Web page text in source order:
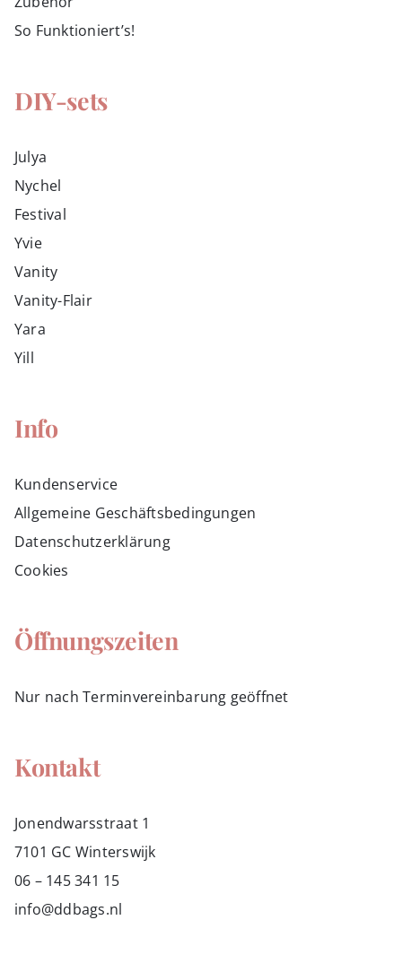
So Funktioniert’s!
DIY-sets
Julya
Nychel
Festival
Yvie
Vanity
Vanity-Flair
Yara
Yill
Info
Kundenservice
Allgemeine Geschäftsbedingungen
Datenschutzerklärung
Cookies
Öffnungszeiten
Nur nach Terminvereinbarung geöffnet
Kontakt
Jonendwarsstraat 1
7101 GC Winterswijk
06 – 145 341 15
info@ddbags.nl